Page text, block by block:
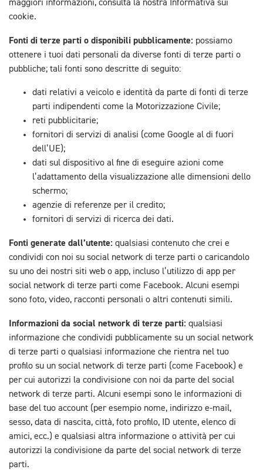
maggiori informazioni, consulta la nostra Informativa sui
cookie.
Fonti di terze parti o disponibili pubblicamente: possiamo
ottenere i tuoi dati personali da diverse fonti di terze parti o
pubbliche; tali fonti sono descritte di seguito:
dati relativi a veicolo e identità da parte di fonti di terze
parti indipendenti come la Motorizzazione Civile;
reti pubblicitarie;
fornitori di servizi di analisi (come Google al di fuori
dell’UE);
dati sul dispositivo al fine di eseguire azioni come
l’adattamento della visualizzazione alle dimensioni dello
schermo;
agenzie di referenze per il credito;
fornitori di servizi di ricerca dei dati.
Fonti generate dall’utente: qualsiasi contenuto che crei e
condividi con noi su social network di terze parti o caricandolo
su uno dei nostri siti web o app, incluso l’utilizzo di app per
social network di terze parti come Facebook. Alcuni esempi
sono foto, video, racconti personali o altri contenuti simili.
Informazioni da social network di terze parti: qualsiasi
informazione che condividi pubblicamente su un social network
di terze parti o qualsiasi informazione che rientra nel tuo
profilo su un social network di terze parti (come Facebook) e
per cui autorizzi la condivisione con noi da parte del social
network di terze parti. Alcuni esempi sono le informazioni di
base del tuo account (per esempio nome, indirizzo e-mail,
sesso, data di nascita, città, foto profilo, ID utente, elenco di
amici, ecc.) e qualsiasi altra informazione o attività per cui
autorizzi la condivisione da parte del social network di terze
parti.